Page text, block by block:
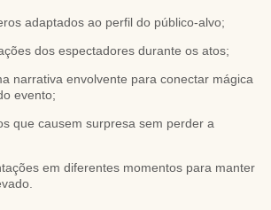
adaptados ao perfil do público-alvo;
dos espectadores durante os atos;
evento;